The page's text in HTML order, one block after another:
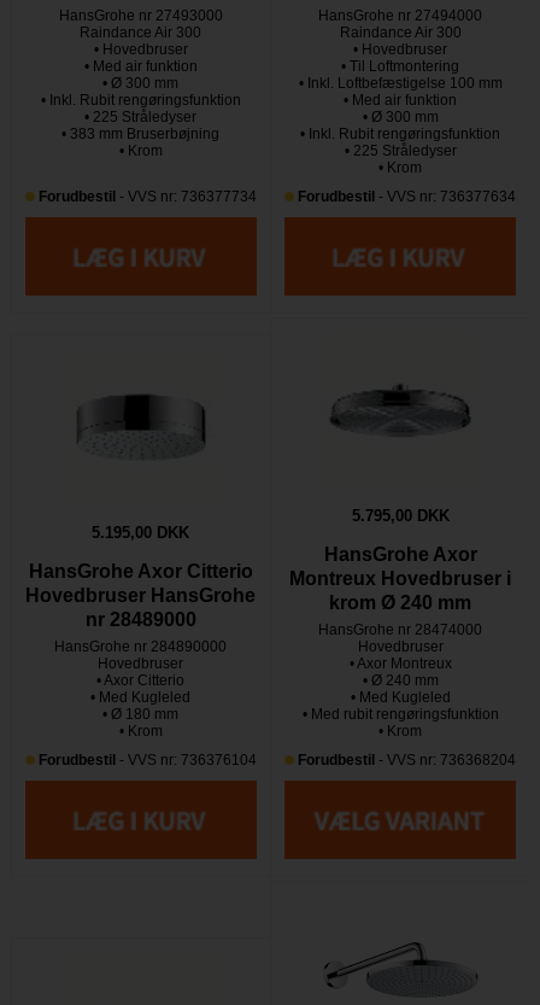
HansGrohe nr 27493000
Raindance Air 300
• Hovedbruser
• Med air funktion
• Ø 300 mm
• Inkl. Rubit rengøringsfunktion
• 225 Stråledyser
• 383 mm Bruserbøjning
• Krom
Forudbestil - VVS nr: 736377734
HansGrohe nr 27494000
Raindance Air 300
• Hovedbruser
• Til Loftmontering
• Inkl. Loftbefæstigelse 100 mm
• Med air funktion
• Ø 300 mm
• Inkl. Rubit rengøringsfunktion
• 225 Stråledyser
• Krom
Forudbestil - VVS nr: 736377634
5.195,00 DKK
HansGrohe Axor Citterio
Hovedbruser HansGrohe
nr 28489000
HansGrohe nr 284890000
Hovedbruser
• Axor Citterio
• Med Kugleled
• Ø 180 mm
• Krom
Forudbestil- VVS nr: 736376104
5.795,00 DKK
HansGrohe Axor
Montreux Hovedbruser i
krom Ø 240 mm
HansGrohe nr 28474000
Hovedbruser
• Axor Montreux
• Ø 240 mm
• Med Kugleled
• Med rubit rengøringsfunktion
• Krom
Forudbestil - VVS nr: 736368204